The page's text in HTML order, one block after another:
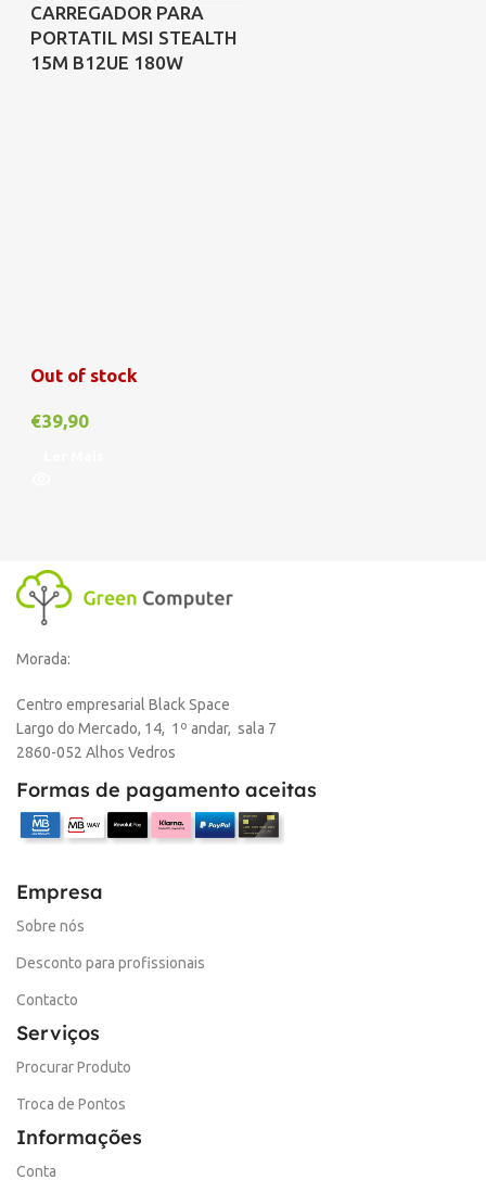
CARREGADOR PARA
PORTATIL MSI STEALTH
15M B12UE 180W
Out of stock
€39,90
Morada:
Centro empresarial Black Space
Largo do Mercado, 14, 1º andar, sala 7
2860-052 Alhos Vedros
Formas de pagamento aceitas
Empresa
Sobre nós
Desconto para profissionais
Contacto
Serviços
Procurar Produto
Troca de Pontos
Informações
Conta